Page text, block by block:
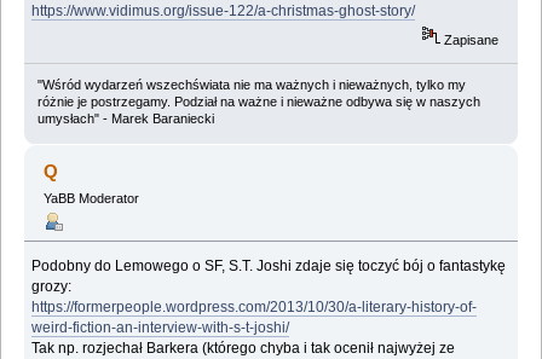
https://www.vidimus.org/issue-122/a-christmas-ghost-story/
Zapisane
"Wśród wydarzeń wszechświata nie ma ważnych i nieważnych, tylko my
różnie je postrzegamy. Podział na ważne i nieważne odbywa się w naszych
umysłach" - Marek Baraniecki
Q
YaBB Moderator
Podobny do Lemowego o SF, S.T. Joshi zdaje się toczyć bój o fantastykę
grozy:
https://formerpeople.wordpress.com/2013/10/30/a-literary-history-of-
weird-fiction-an-interview-with-s-t-joshi/
Tak np. rozjechał Barkera (którego chyba i tak ocenił najwyżej ze